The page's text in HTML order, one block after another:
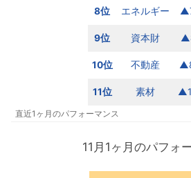
8位 エネルギー
9位 資本財
10位 不動産
11位 素材
直近1ヶ月のパフォーマンス
11月1ヶ月のパフォ